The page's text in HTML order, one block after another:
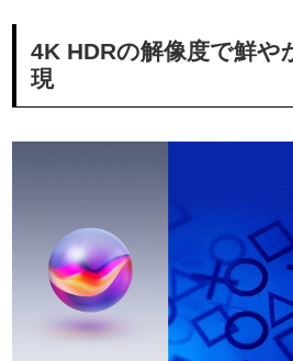
4K HDRの解像度で鮮や
現